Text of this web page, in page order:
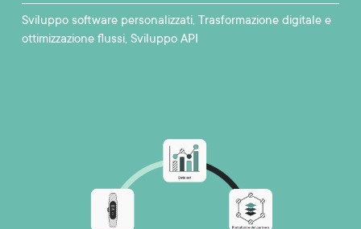
Sviluppo software personalizzati Trasformazione digitale e
ottimizzazione flussi Sviluppo API